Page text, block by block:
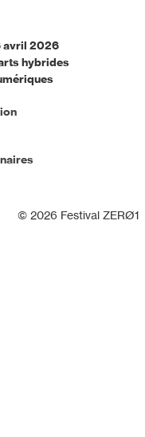
avril 2026
hybrides
© 2026 Festival ZERØ1